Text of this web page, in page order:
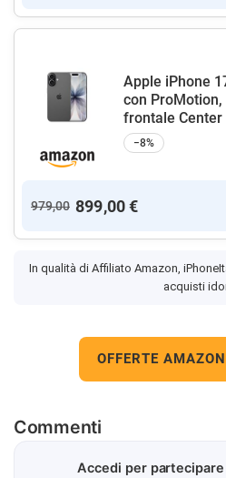
Apple iPhone
con
frontale Center
−8%
979,00 899,00 €
In qualità di Affiliato Amazon,
acquisti
OFFERTE AMAZON
Commenti
Accedi per